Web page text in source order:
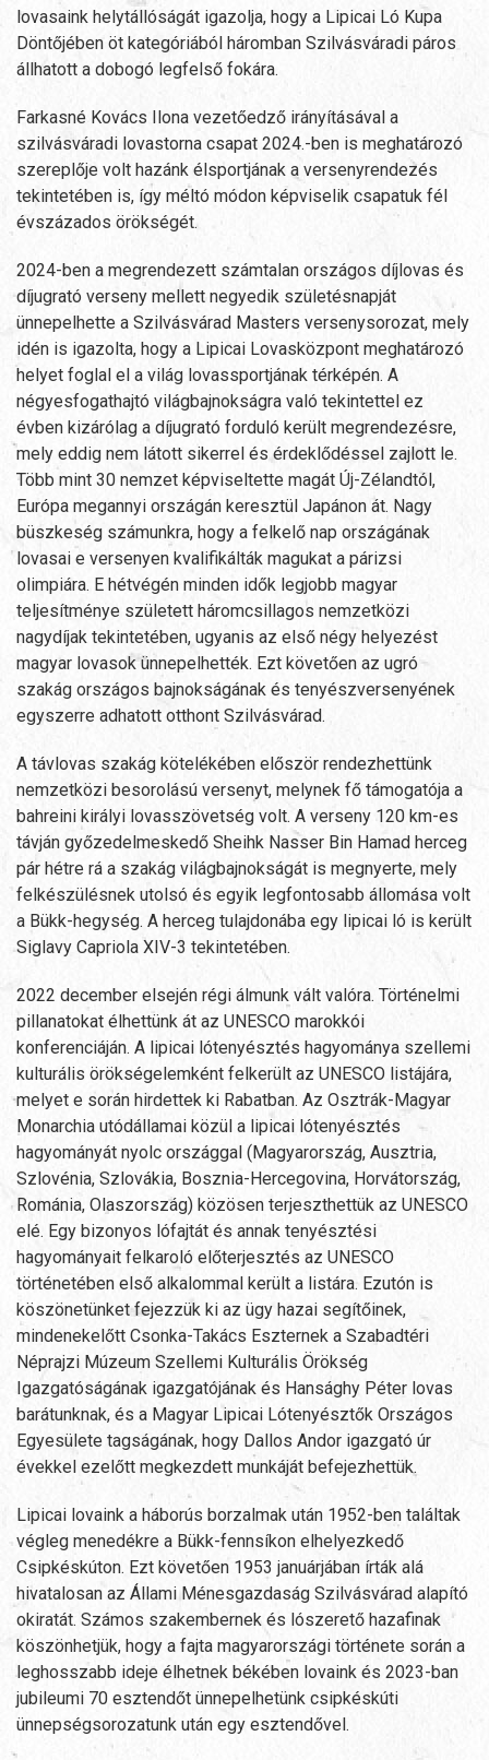
lovasaink helytállóságát igazolja, hogy a Lipicai Ló Kupa
Döntőjében öt kategóriából háromban Szilvásváradi páros
állhatott a dobogó legfelső fokára.
Farkasné Kovács Ilona vezetőedző irányításával a
szilvásváradi lovastorna csapat 2024.-ben is meghatározó
szereplője volt hazánk élsportjának a versenyrendezés
tekintetében is, így méltó módon képviselik csapatuk fél
évszázados örökségét.
2024-ben a megrendezett számtalan országos díjlovas és
díjugrató verseny mellett negyedik születésnapját
ünnepelhette a Szilvásvárad Masters versenysorozat, mely
idén is igazolta, hogy a Lipicai Lovasközpont meghatározó
helyet foglal el a világ lovassportjának térképén. A
négyesfogathajtó világbajnokságra való tekintettel ez
évben kizárólag a díjugrató forduló került megrendezésre,
mely eddig nem látott sikerrel és érdeklődéssel zajlott le.
Több mint 30 nemzet képviseltette magát Új-Zélandtól,
Európa megannyi országán keresztül Japánon át. Nagy
büszkeség számunkra, hogy a felkelő nap országának
lovasai e versenyen kvalifikálták magukat a párizsi
olimpiára. E hétvégén minden idők legjobb magyar
teljesítménye született háromcsillagos nemzetközi
nagydíjak tekintetében, ugyanis az első négy helyezést
magyar lovasok ünnepelhették. Ezt követően az ugró
szakág országos bajnokságának és tenyészversenyének
egyszerre adhatott otthont Szilvásvárad.
A távlovas szakág kötelékében először rendezhettünk
nemzetközi besorolású versenyt, melynek fő támogatója a
bahreini királyi lovasszövetség volt. A verseny 120 km-es
távján győzedelmeskedő Sheihk Nasser Bin Hamad herceg
pár hétre rá a szakág világbajnokságát is megnyerte, mely
felkészülésnek utolsó és egyik legfontosabb állomása volt
a Bükk-hegység. A herceg tulajdonába egy lipicai ló is került
Siglavy Capriola XIV-3 tekintetében.
2022 december elsején régi álmunk vált valóra. Történelmi
pillanatokat élhettünk át az UNESCO marokkói
konferenciáján. A lipicai lótenyésztés hagyománya szellemi
kulturális örökségelemként felkerült az UNESCO listájára,
melyet e során hirdettek ki Rabatban. Az Osztrák-Magyar
Monarchia utódállamai közül a lipicai lótenyésztés
hagyományát nyolc országgal (Magyarország, Ausztria,
Szlovénia, Szlovákia, Bosznia-Hercegovina, Horvátország,
Románia, Olaszország) közösen terjeszthettük az UNESCO
elé. Egy bizonyos lófajtát és annak tenyésztési
hagyományait felkaroló előterjesztés az UNESCO
történetében első alkalommal került a listára. Ezutón is
köszönetünket fejezzük ki az ügy hazai segítőinek,
mindenekelőtt Csonka-Takács Eszternek a Szabadtéri
Néprajzi Múzeum Szellemi Kulturális Örökség
Igazgatóságának igazgatójának és Hansághy Péter lovas
barátunknak, és a Magyar Lipicai Lótenyésztők Országos
Egyesülete tagságának, hogy Dallos Andor igazgató úr
évekkel ezelőtt megkezdett munkáját befejezhettük.
Lipicai lovaink a háborús borzalmak után 1952-ben találtak
végleg menedékre a Bükk-fennsíkon elhelyezkedő
Csipkéskúton. Ezt követően 1953 januárjában írták alá
hivatalosan az Állami Ménesgazdaság Szilvásvárad alapító
okiratát. Számos szakembernek és lószerető hazafinak
köszönhetjük, hogy a fajta magyarországi története során a
leghosszabb ideje élhetnek békében lovaink és 2023-ban
jubileumi 70 esztendőt ünnepelhetünk csipkéskúti
ünnepségsorozatunk után egy esztendővel.